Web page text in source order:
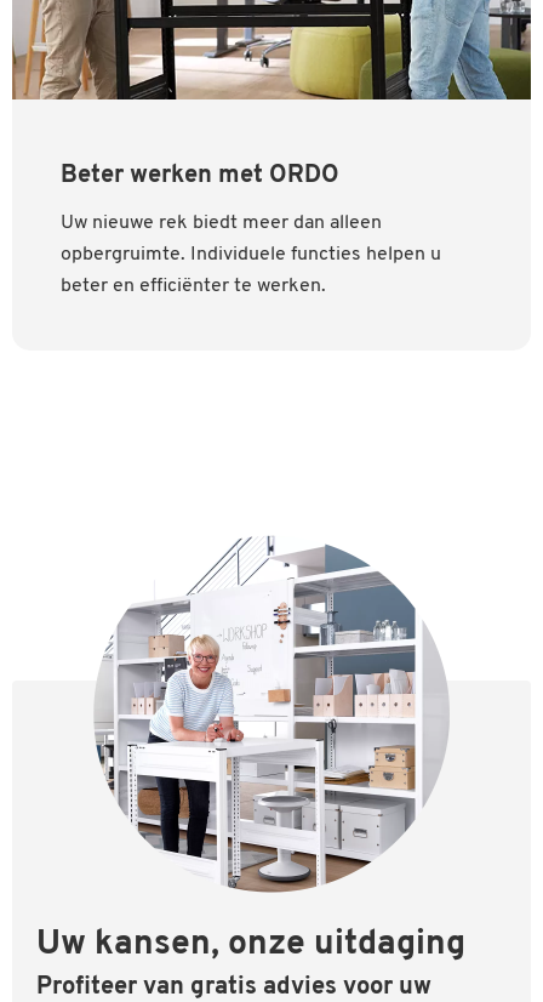
Beter werken met ORDO
Uw nieuwe rek biedt meer dan alleen
opbergruimte. Individuele functies helpen u
beter en efficiënter te werken.
Uw kansen, onze uitdaging
Profiteer van gratis advies voor uw